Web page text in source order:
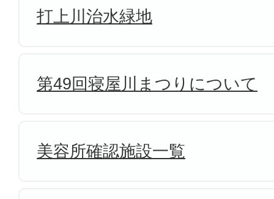
打上川治水緑地
第49回寝屋川まつりについて
美容所確認施設一覧